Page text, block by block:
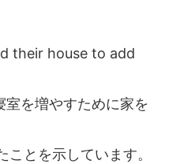
their house to add
を増やすために家を
とを示しています。